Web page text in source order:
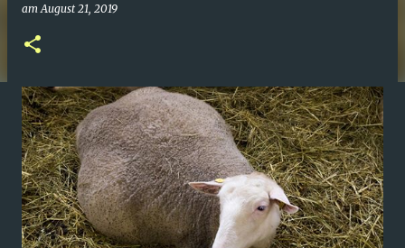
amAugust 21, 2019